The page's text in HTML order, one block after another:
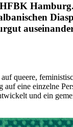
queere,
eine einzelne
und ein